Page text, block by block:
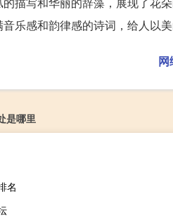
乐感和韵律感的诗词，给人以美
网
是哪里
名